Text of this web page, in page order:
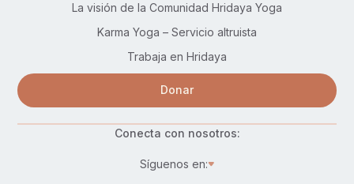
La visión de la Comunidad Hridaya Yoga
Karma Yoga – Servicio altruista
Trabaja en Hridaya
Donar
Conecta con nosotros:
Síguenos en: